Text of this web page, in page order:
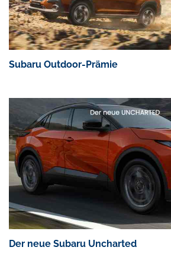
Subaru Outdoor-Prämie
Der neue Subaru Uncharted